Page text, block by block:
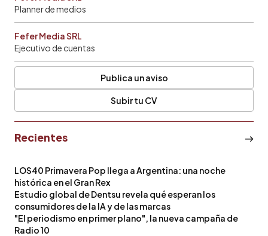
Planner de medios
Fefer Media SRL
Ejecutivo de cuentas
Publica un aviso
Subir tu CV
Recientes
LOS40 Primavera Pop llega a Argentina: una noche
histórica en el Gran Rex
Estudio global de Dentsu revela qué esperan los
consumidores de la IA y de las marcas
"El periodismo en primer plano", la nueva campaña de
Radio 10